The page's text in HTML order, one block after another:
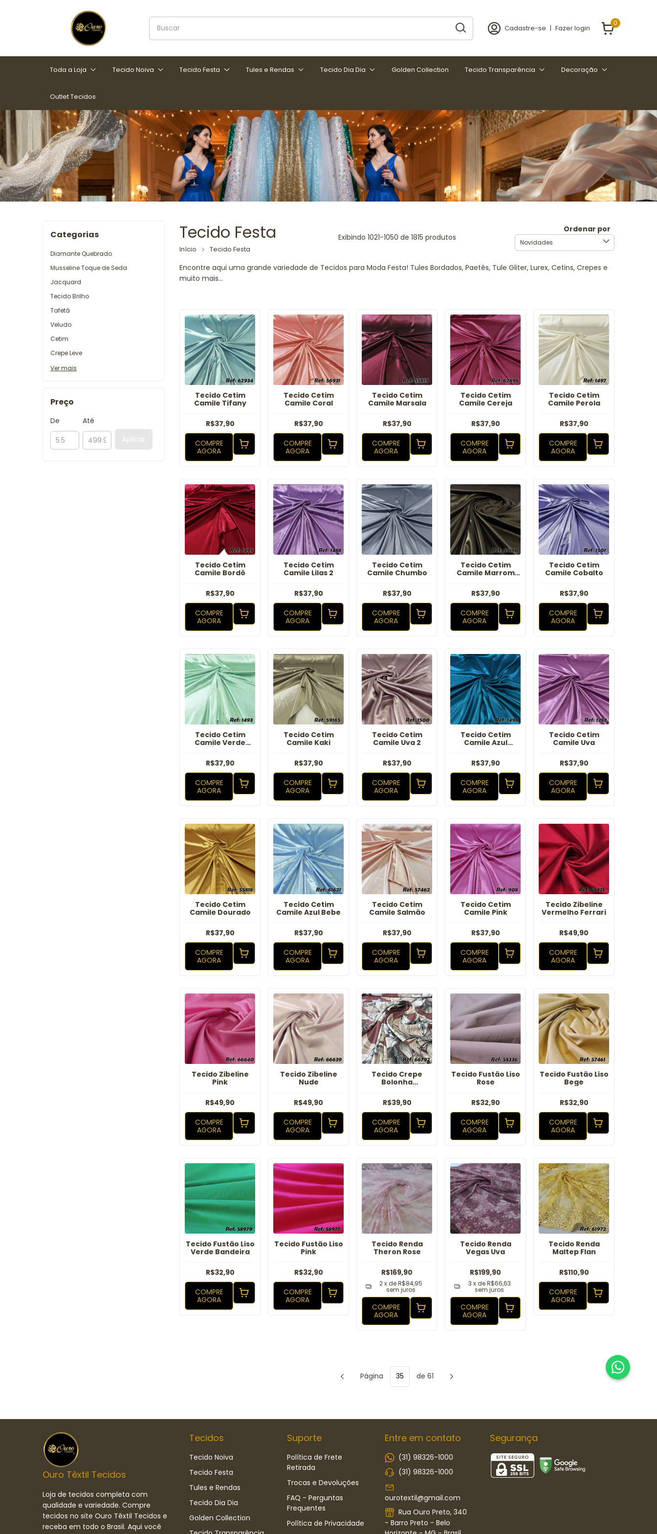
Cadastre-se | Fazer login
0
Toda a Loja Tecido Noiva Tecido Festa Tules e Rendas Tecido Dia Dia Golden Collection Tecido Transparência Decoração
Outlet Tecidos
Categorias
Diamante Quebrado
Musseline Toque de Seda
Jacquard
Tecido Brilho
Tafetá
Veludo
Cetim
Crepe Leve
Ver mais
Preço
De
Até
Aplicar
Tecido Festa
Início Tecido Festa
Exibindo 1021-1050 de 1815 produtos
Ordenar por
Encontre aqui uma grande variedade de Tecidos para Moda Festa! Tules Bordados, Paetês, Tule Gliter, Lurex, Cetins, Crepes e
muito mais...
Tecido Cetim
Camile Tifany
R$37,90
COMPRE
AGORA
Tecido Cetim
Camile Coral
R$37,90
COMPRE
AGORA
Tecido Cetim
Camile Marsala
R$37,90
COMPRE
AGORA
Tecido Cetim
Camile Cereja
R$37,90
COMPRE
AGORA
Tecido Cetim
Camile Perola
R$37,90
COMPRE
AGORA
Tecido Cetim
Camile Bordô
R$37,90
COMPRE
AGORA
Tecido Cetim
Camile Lilas 2
R$37,90
COMPRE
AGORA
Tecido Cetim
Camile Chumbo
R$37,90
COMPRE
AGORA
Tecido Cetim
Camile Marrom
R$37,90
COMPRE
AGORA
Tecido Cetim
Camile Cobalto
R$37,90
COMPRE
AGORA
Tecido Cetim
Camile Verde
R$37,90
COMPRE
AGORA
Tecido Cetim
Camile Kaki
R$37,90
COMPRE
AGORA
Tecido Cetim
Camile Uva 2
R$37,90
COMPRE
AGORA
Tecido Cetim
Camile Azul
R$37,90
COMPRE
AGORA
Tecido Cetim
Camile Uva
R$37,90
COMPRE
AGORA
Tecido Cetim
Camile Dourado
R$37,90
COMPRE
AGORA
Tecido Cetim
Camile Azul Bebe
R$37,90
COMPRE
AGORA
Tecido Cetim
Camile Salmão
R$37,90
COMPRE
AGORA
Tecido Cetim
Camile Pink
R$37,90
COMPRE
AGORA
Tecido Zibeline
Vermelho Ferrari
R$49,90
COMPRE
AGORA
Tecido Zibeline
Pink
R$49,90
COMPRE
AGORA
Tecido Zibeline
Nude
R$49,90
COMPRE
AGORA
Tecido Crepe
Bolonha
Goiaba Floral
R$39,90
COMPRE
AGORA
Tecido Fustão Liso
Rose
R$32,90
COMPRE
AGORA
Tecido Fustão Liso
Bege
R$32,90
COMPRE
AGORA
Tecido Fustão Liso
Verde Bandeira
R$32,90
COMPRE
AGORA
Tecido Fustão Liso
Pink
R$32,90
COMPRE
AGORA
Tecido Renda
Theron Rose
R$169,90
2x deR$84,95
sem juros
COMPRE
AGORA
Tecido Renda
Vegas Uva
R$199,90
3 x deR$66,63
sem juros
COMPRE
AGORA
Tecido Renda
Maltep Flan
R$110,90
COMPRE
AGORA
Página de 61
Ouro Têxtil Tecidos
Loja de tecidos completa com
qualidade e variedade. Compre
tecidos no site Ouro Têxtil Tecidos e
receba em todo o Brasil. Aqui você
Tecidos
Tecido Noiva
Tecido Festa
Tules e Rendas
Tecido Dia Dia
Golden Collection
Suporte
Política de Frete
Retirada
Trocas e Devoluções
FAQ - Perguntas
Frequentes
Política de Privacidade
Entre em contato
(31) 98326-1000
(31) 98326-1000
ourotextil@gmail.com
Rua Ouro Preto, 340
- Barro Preto - Belo
Segurança